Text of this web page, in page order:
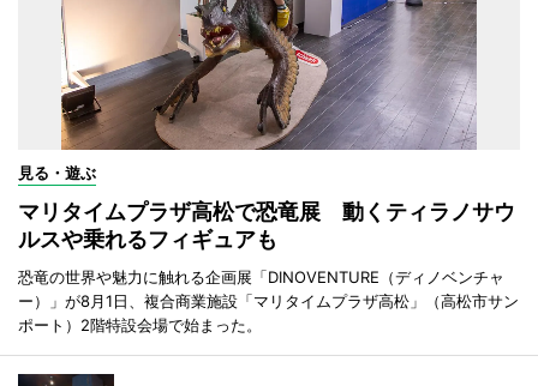
見る・遊ぶ
マリタイムプラザ高松で恐竜展 動くティラノサウ
ルスや乗れるフィギュアも
恐竜の世界や魅力に触れる企画展「DINOVENTURE（ディノベンチャ
ー）」が8月1日、複合商業施設「マリタイムプラザ高松」（高松市サン
ポート）2階特設会場で始まった。